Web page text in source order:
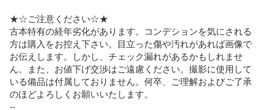
★☆ご注意ください☆★
古本特有の経年劣化があります。コンデションを気にされる
方は購入をお控え下さい。目立った傷や汚れがあれば画像で
お伝えします。しかし、チェック漏れがあるかもしれませ
ん。また、お値下げ交渉はご遠慮ください。撮影に使用して
いる備品は付属しておりません。何卒、ご理解およびご了承
のほどよろしくお願いいたします。